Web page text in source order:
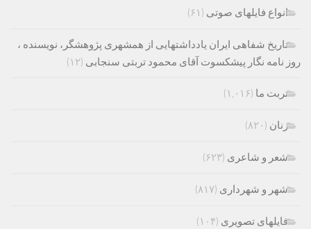
انواع فایلهای صوتی (۶۱)
تاریخ شفاهی ایران یادداشتهایی از همشهری پژوهشگر، نویسنده ،
روز نامه نگار پیشکسوت آقای محمود تربتی سنجابی (۱۲)
تربت ما (۱,۰۱۶)
زنان (۸۲۰)
شعر و شاعری (۶۲۳)
شهر و شهرداری (۸۱۷)
فایلهای تصویری (۱۰۴)